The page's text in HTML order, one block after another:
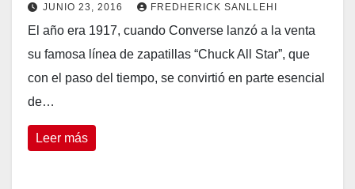
JUNIO 23, 2016 FREDHERICK SANLLEHI
El año era 1917, cuando Converse lanzó a la venta
su famosa línea de zapatillas “Chuck All Star”, que
con el paso del tiempo, se convirtió en parte esencial
de…
Leer más